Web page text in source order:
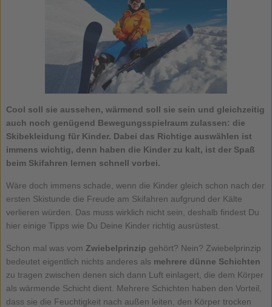
Cool soll sie aussehen, wärmend soll sie sein und gleichzeitig
auch noch genügend Bewegungsspielraum zulassen: die
Skibekleidung für Kinder. Dabei das Richtige auswählen ist
immens wichtig, denn haben die Kinder zu kalt, ist der Spaß
beim Skifahren lernen schnell vorbei.
Wäre doch immens schade, wenn die Kinder gleich schon nach der
ersten Skistunde die Freude am Skifahren aufgrund der Kälte
verlieren würden. Das muss wirklich nicht sein, deshalb findest Du
hier einige Tipps wie Du Deine Kinder richtig ausrüstest.
Schon mal was vom Zwiebelprinzip gehört? Nein? Zwiebelprinzip
bedeutet eigentlich nichts anderes als mehrere dünne Schichten
zu tragen zwischen denen sich dann Luft einlagert, die dem Körper
als wärmende Schicht dient. Mehrere Schichten haben den Vorteil,
dass sie die Feuchtigkeit nach außen leiten, den Körper trocken